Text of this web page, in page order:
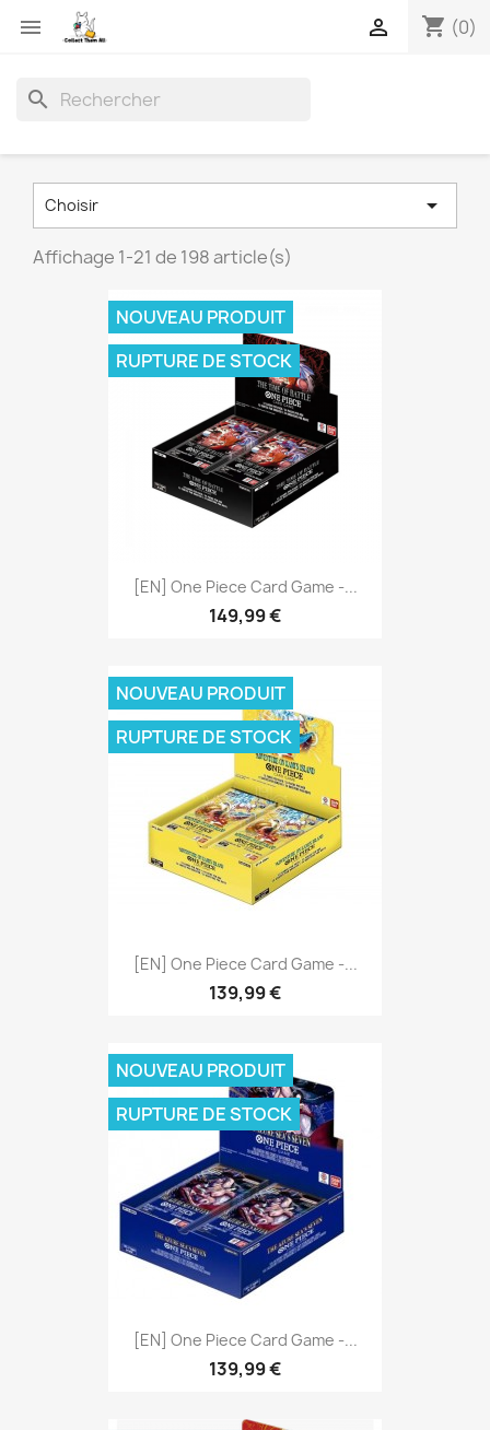
 shopping_cart (0)

search
Choisir 
Affichage 1-21 de 198 article(s)
[EN] One Piece Card Game -...
149,99 €
NOUVEAU PRODUIT
RUPTURE DE STOCK
[EN] One Piece Card Game -...
139,99 €
NOUVEAU PRODUIT
RUPTURE DE STOCK
[EN] One Piece Card Game -...
139,99 €
NOUVEAU PRODUIT
RUPTURE DE STOCK